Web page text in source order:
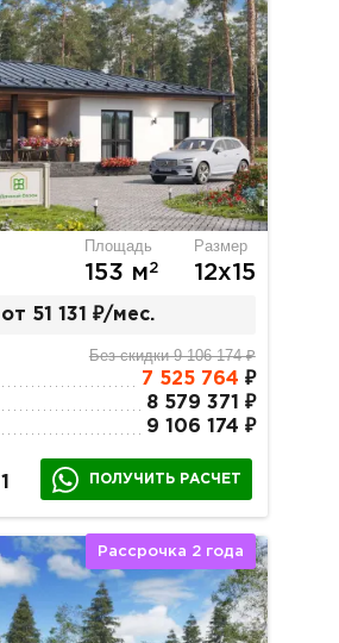
Площадь
153 м2
Размер
12х15
от 51 131 ₽/мес.
Без скидки 9 106 174 ₽
7 525 764 ₽
8 579 371 ₽
9 106 174 ₽
1 ПОЛУЧИТЬ РАСЧЕТ
Рассрочка 2 года